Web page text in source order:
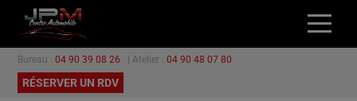
ACCUEIL
NOS VÉHICULES
Bureau : 04 90 39 08 26 | Atelier : 04 90 48 07 80
RÉSERVER UN RDV